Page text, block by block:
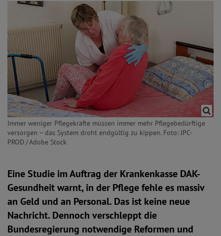
Immer weniger Pflegekräfte müssen immer mehr Pflegebedürftige
versorgen – das System droht endgültig zu kippen. Foto: JPC-
PROD / Adobe Stock
Eine Studie im Auftrag der Krankenkasse DAK-
Gesundheit warnt, in der Pflege fehle es massiv
an Geld und an Personal. Das ist keine neue
Nachricht. Dennoch verschleppt die
Bundesregierung notwendige Reformen und